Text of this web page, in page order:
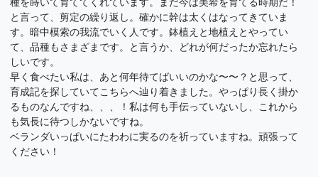
と言って、剪定の繰り返し。確かに幹は太くはなってきていま
す。暗中模索の我流でいく人です。鉢植えと地植えとやってい
て、品種もさまざまです。と言うか、どれが何だったか忘れたら
しいです。
早く食べたい私は、あと何年待てばいいのかな〜〜？と思って、
育成記を探していてこちらへ辿り着きました。やっぱり長く掛か
るものなんですね、、、！私は何も手伝っていないし、これから
も気長に待つしかないですね。
ベランダいっぱいにたわわに実るのを祈っていますね。頑張って
ください！